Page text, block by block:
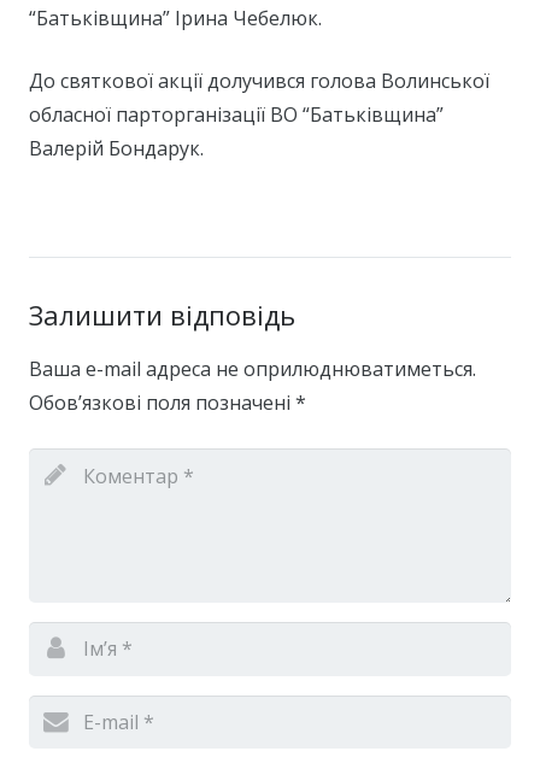
“Батьківщина” Ірина Чебелюк.
До святкової акції долучився голова Волинської
обласної парторганізації ВО “Батьківщина”
Валерій Бондарук.
Залишити відповідь
Ваша e-mail адреса не оприлюднюватиметься.
Обов’язкові поля позначені *